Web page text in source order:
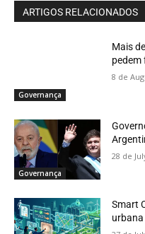
ARTIGOS RELACIONADOS
Governança
Mais
pedem
8 de
Governança
28 de
Smart
urbana